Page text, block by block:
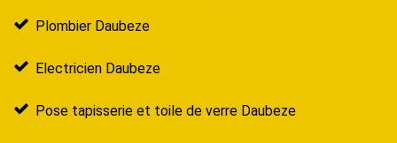
Plombier Daubeze
Electricien Daubeze
Pose tapisserie et toile de verre Daubeze